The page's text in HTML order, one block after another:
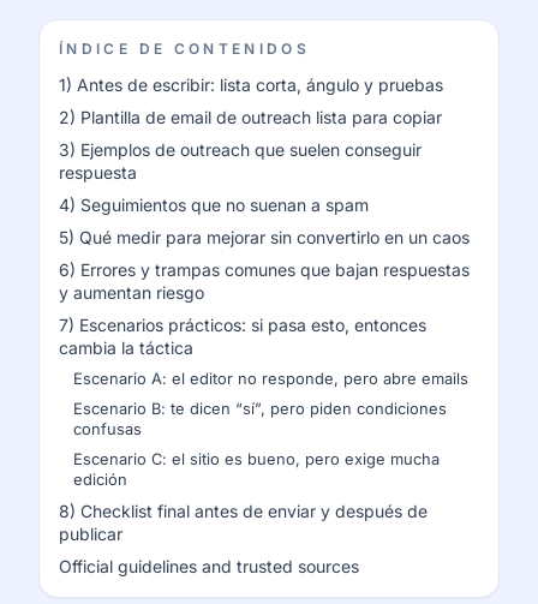
ÍNDICE DE CONTENIDOS
1) Antes de escribir: lista corta, ángulo y pruebas
2) Plantilla de email de outreach lista para copiar
3) Ejemplos de outreach que suelen conseguir
respuesta
4) Seguimientos que no suenan a spam
5) Qué medir para mejorar sin convertirlo en un caos
6) Errores y trampas comunes que bajan respuestas
y aumentan riesgo
7) Escenarios prácticos: si pasa esto, entonces
cambia la táctica
Escenario A: el editor no responde, pero abre emails
Escenario B: te dicen “sí”, pero piden condiciones
confusas
Escenario C: el sitio es bueno, pero exige mucha
edición
8) Checklist final antes de enviar y después de
publicar
Official guidelines and trusted sources